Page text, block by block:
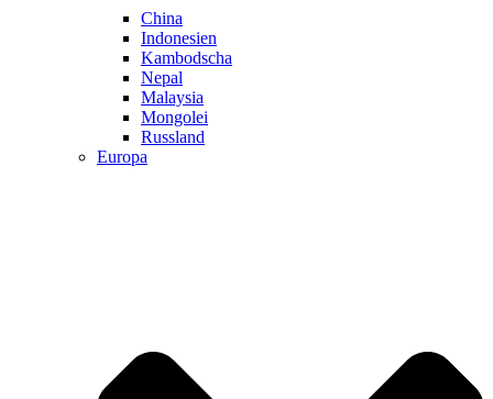
China
Indonesien
Kambodscha
Nepal
Malaysia
Mongolei
Russland
Europa